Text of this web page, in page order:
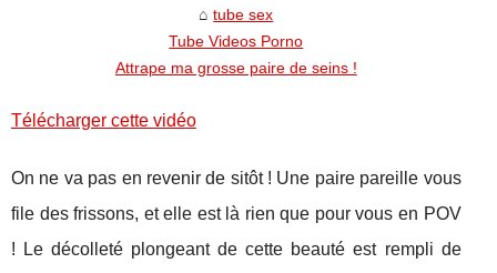
tube sex
Tube Videos Porno
Attrape ma grosse paire de seins !
Télécharger cette vidéo
On ne va pas en revenir de sitôt ! Une paire pareille vous
file des frissons, et elle est là rien que pour vous en POV
! Le décolleté plongeant de cette beauté est rempli de